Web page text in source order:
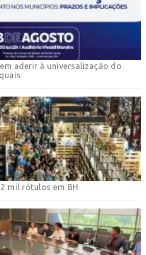
aderir à universalização do
mil rótulos em BH